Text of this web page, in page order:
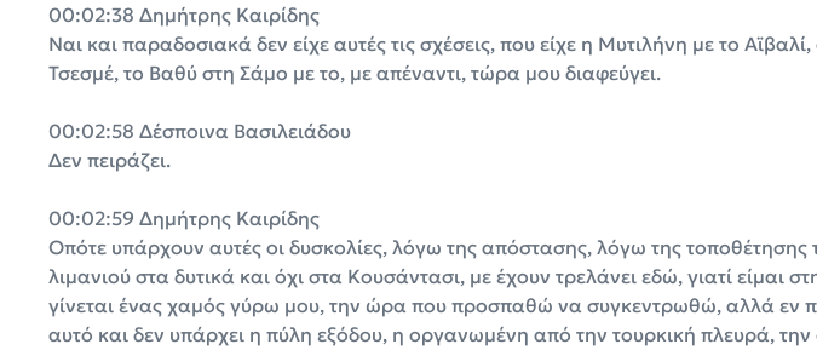
00:02:38 Δημήτρης Καιρίδης
Ναι και παραδοσιακά δεν είχε αυτές τις σχέσεις, που είχε η Μυτιλήνη με το
Τσεσμέ, το Βαθύ στη Σάμο με το, με απέναντι, τώρα μου διαφεύγει.
00:02:58 Δέσποινα Βασιλειάδου
Δεν πειράζει.
00:02:59 Δημήτρης Καιρίδης
Οπότε υπάρχουν αυτές οι δυσκολίες, λόγω της απόστασης, λόγω της
λιμανιού στα δυτικά και όχι στα Κουσάντασι, με έχουν τρελάνει εδώ, γιατί είμαι
γίνεται ένας χαμός γύρω μου, την ώρα που προσπαθώ να συγκεντρωθώ, αλλά εν
αυτό και δεν υπάρχει η πύλη εξόδου, η οργανωμένη από την τουρκική πλευρά,